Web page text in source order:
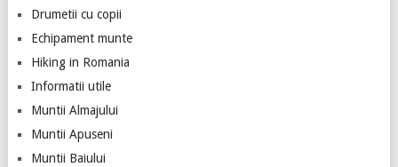
Drumetii cu copii
Echipament munte
Hiking in Romania
Informatii utile
Muntii Almajului
Muntii Apuseni
Muntii Baiului